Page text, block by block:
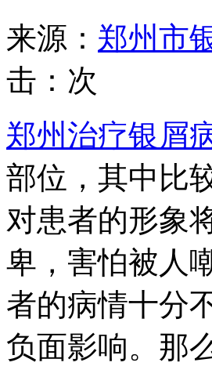
来源： 郑州市
击： 次
郑州治疗银屑
部位，其中比
对患者的形象
卑，害怕被人
者的病情十分
负面影响。那